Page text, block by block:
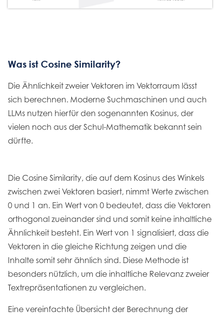
Was ist Cosine Similarity?
Die Ähnlichkeit zweier Vektoren im Vektorraum lässt
sich berechnen. Moderne Suchmaschinen und auch
LLMs nutzen hierfür den sogenannten Kosinus, der
vielen noch aus der Schul-Mathematik bekannt sein
dürfte.
Die Cosine Similarity, die auf dem Kosinus des Winkels
zwischen zwei Vektoren basiert, nimmt Werte zwischen
0 und 1 an. Ein Wert von 0 bedeutet, dass die Vektoren
orthogonal zueinander sind und somit keine inhaltliche
Ähnlichkeit besteht. Ein Wert von 1 signalisiert, dass die
Vektoren in die gleiche Richtung zeigen und die
Inhalte somit sehr ähnlich sind. Diese Methode ist
besonders nützlich, um die inhaltliche Relevanz zweier
Textrepräsentationen zu vergleichen.
Eine vereinfachte Übersicht der Berechnung der